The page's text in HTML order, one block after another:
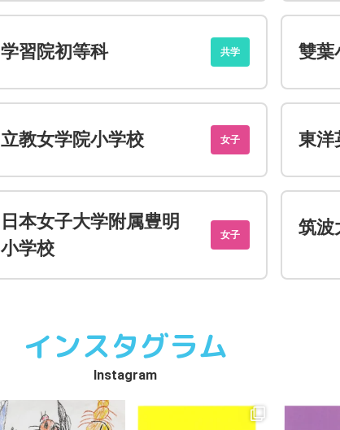
学習院初等科 共学 雙葉
立教女学院小学校 女子 東洋
日本女子大学附属豊明
小学校
女子 筑波
インスタグラム
Instagram